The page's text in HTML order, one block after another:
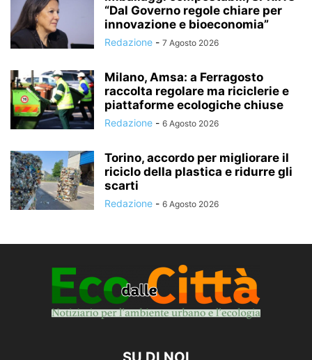
“Dal Governo regole chiare per
innovazione e bioeconomia”
Redazione - 7 Agosto 2026
Milano, Amsa: a Ferragosto
raccolta regolare ma riciclerie e
piattaforme ecologiche chiuse
Redazione - 6 Agosto 2026
Torino, accordo per migliorare il
riciclo della plastica e ridurre gli
scarti
Redazione - 6 Agosto 2026